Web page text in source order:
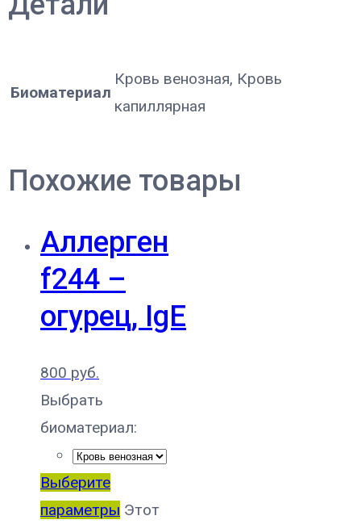
Биоматериал
Кровь венозная, Кровь
капиллярная
Похожие товары
Аллерген
f244 –
огурец, IgE
800 руб.
Выбрать
биоматериал:
Выберите
параметры Этот